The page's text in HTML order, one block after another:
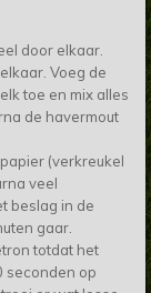
door elkaar.
Voeg de
toe en mix alles
de havermout
(verkreukel
veel
beslag in de
gaar.
totdat het
seconden op